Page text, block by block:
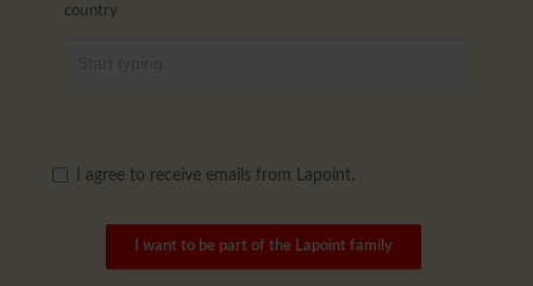
country
I agree to receive emails from Lapoint.
I want to be part of the Lapoint family